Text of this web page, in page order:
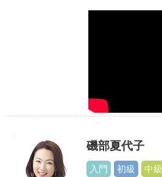
磯部夏代子
入門 初級 中級